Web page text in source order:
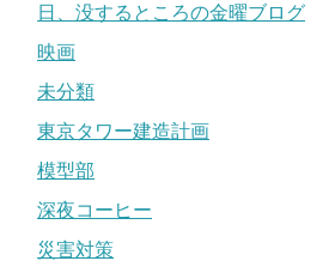
日、没するところの金曜ブログ
映画
未分類
東京タワー建造計画
模型部
深夜コーヒー
災害対策